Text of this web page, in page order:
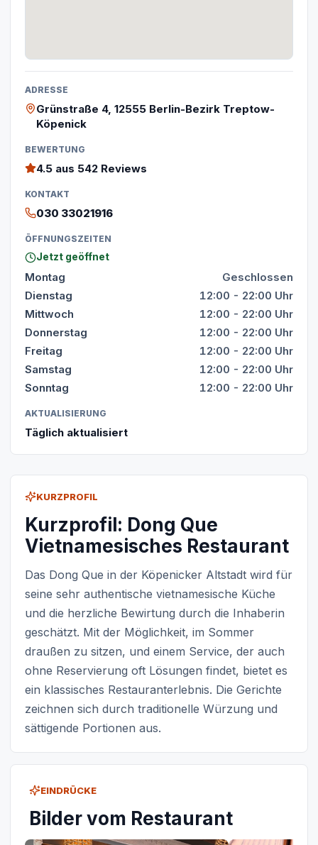
KURZPROFIL
Kurzprofil: Dong Que
Vietnamesisches Restaurant
Das Dong Que in der Köpenicker Altstadt wird für
seine sehr authentische vietnamesische Küche
und die herzliche Bewirtung durch die Inhaberin
geschätzt. Mit der Möglichkeit, im Sommer
draußen zu sitzen, und einem Service, der auch
ohne Reservierung oft Lösungen findet, bietet es
ein klassisches Restauranterlebnis. Die Gerichte
zeichnen sich durch traditionelle Würzung und
sättigende Portionen aus.
EINDRÜCKE
Bilder vom Restaurant
ADRESSE
Grünstraße 4, 12555 Berlin-Bezirk Treptow-
Köpenick
BEWERTUNG
4.5 aus 542 Reviews
KONTAKT
030 33021916
ÖFFNUNGSZEITEN
Jetzt geöffnet
Montag
Geschlossen
Dienstag
12:00 - 22:00 Uhr
Mittwoch
12:00 - 22:00 Uhr
Donnerstag
12:00 - 22:00 Uhr
Freitag
12:00 - 22:00 Uhr
Samstag
12:00 - 22:00 Uhr
Sonntag
12:00 - 22:00 Uhr
AKTUALISIERUNG
Täglich aktualisiert